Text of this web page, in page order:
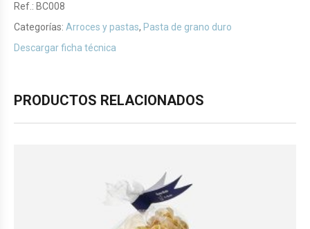
Ref.: BC008
Categorías: Arroces y pastas, Pasta de grano duro
Descargar ficha técnica
PRODUCTOS RELACIONADOS